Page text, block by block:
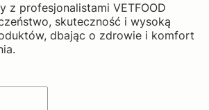
z profesjonalistami VETFOOD
skuteczność i wysoką
dbając o zdrowie i komfort